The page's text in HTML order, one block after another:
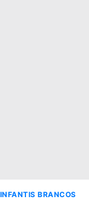
INFANTIS BRANCOS